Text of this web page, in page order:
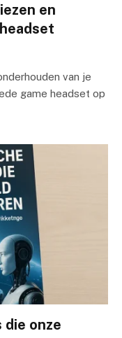
en
van je
game headset op
die onze